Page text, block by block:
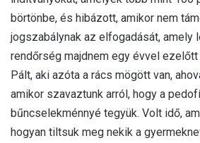
börtönbe, és hibázott, amikor nem
jogszabálynak az elfogadását, amely
rendőrség majdnem egy évvel
Pált, aki azóta a rács mögött van,
amikor szavaztunk arról, hogy a
bűncselekménnyé tegyük. Volt idő,
hogyan tiltsuk meg nekik a